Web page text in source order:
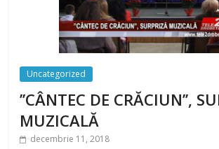
Uncategorized
’’CÂNTEC DE CRĂCIUN’’,
MUZICALĂ
decembrie 11, 2018